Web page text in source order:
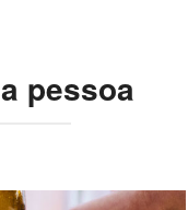
pessoa